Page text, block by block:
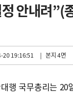
안내려”(
20 19:16:51 | 본지 4면
행 국무총리는 20